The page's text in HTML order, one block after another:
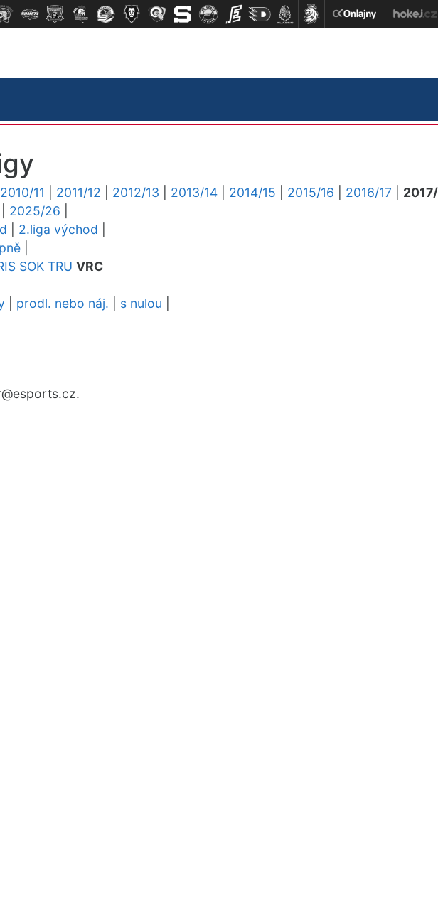
2010/11 2011/12 2012/13 2013/14 2014/15 2015/16 2016/17
2025/26
2.liga východ
SOK TRU VRC
prodl. nebo náj. s nulou
@esports.cz.